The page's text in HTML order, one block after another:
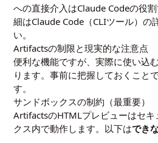
への直接介入はClaude Codeの役
細はClaude Code（CLIツール）の
い。
Artifactsの制限と現実的な注意点
便利な機能ですが、実際に使い込
ります。事前に把握しておくこと
す。
サンドボックスの制約（最重要）
ArtifactsのHTMLプレビューはセキ
クス内で動作します。以下はでき